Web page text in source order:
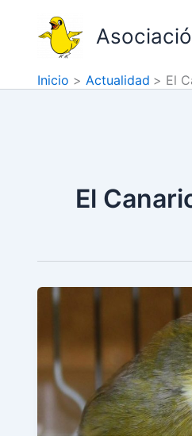
contenido
Inicio Actualidad El
El